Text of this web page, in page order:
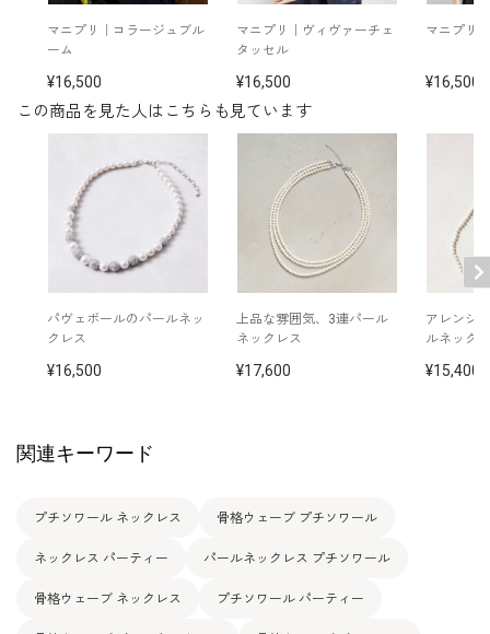
この商品を見た人はこちらも見ています
パヴェボールのパールネッ
クレス
16,500
上品な雰囲気、3連パール
ネックレス
17,600
アレンジ
ルネック
15,400
マニプリ｜コラージュブル
ーム
16,500
マニプリ｜ヴィヴァーチェ
タッセル
16,500
マニプリ
16,500
関連キーワード
プチソワール ネックレス 骨格ウェーブ プチソワール
ネックレス パーティー パールネックレス プチソワール
骨格ウェーブ ネックレス プチソワール パーティー